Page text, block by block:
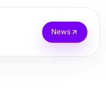
News